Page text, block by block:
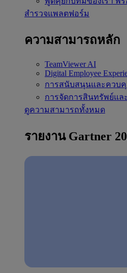
สำรวจแพลตฟอร์ม
ความสามารถหลัก
TeamViewer AI
Digital Employee
การสนับสนุนและควบคุ
การจัดการสินทรัพย์แล
ดูความสามารถทั้งหมด
รายงาน Gartner